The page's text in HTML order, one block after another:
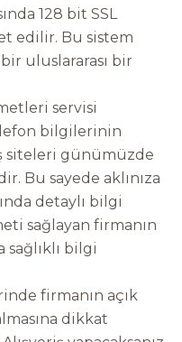
128 bit SSL
edilir. Bu sistem
uluslararası bir
servisi
bilgilerinin
siteleri günümüzde
Bu sayede aklınıza
detaylı bilgi
sağlayan firmanın
bilgi
firmanın açık
dikkat